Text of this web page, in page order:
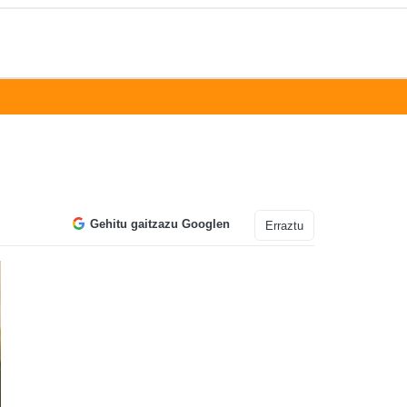
Gehitu gaitzazu Googlen Erraztu